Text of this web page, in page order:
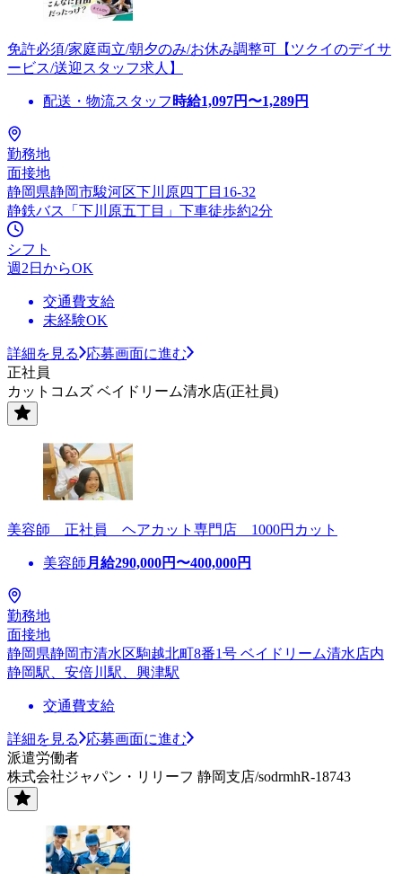
免許必須/家庭両立/朝夕のみ/お休み調整可【ツクイのデイサ
ービス/送迎スタッフ求人】
配送・物流スタッフ 時給1,097円〜1,289円
勤務地
面接地
静岡県静岡市駿河区下川原四丁目16-32
静鉄バス「下川原五丁目」下車徒歩約2分
シフト
週2日からOK
交通費支給
未経験OK
詳細を見る
応募画面に進む
正社員
カットコムズ ベイドリーム清水店(正社員)
美容師 正社員 ヘアカット専門店 1000円カット
美容師 月給290,000円〜400,000円
勤務地
面接地
静岡県静岡市清水区駒越北町8番1号 ベイドリーム清水店内
静岡駅、安倍川駅、興津駅
交通費支給
詳細を見る
応募画面に進む
派遣労働者
株式会社ジャパン・リリーフ 静岡支店/sodrmhR-18743